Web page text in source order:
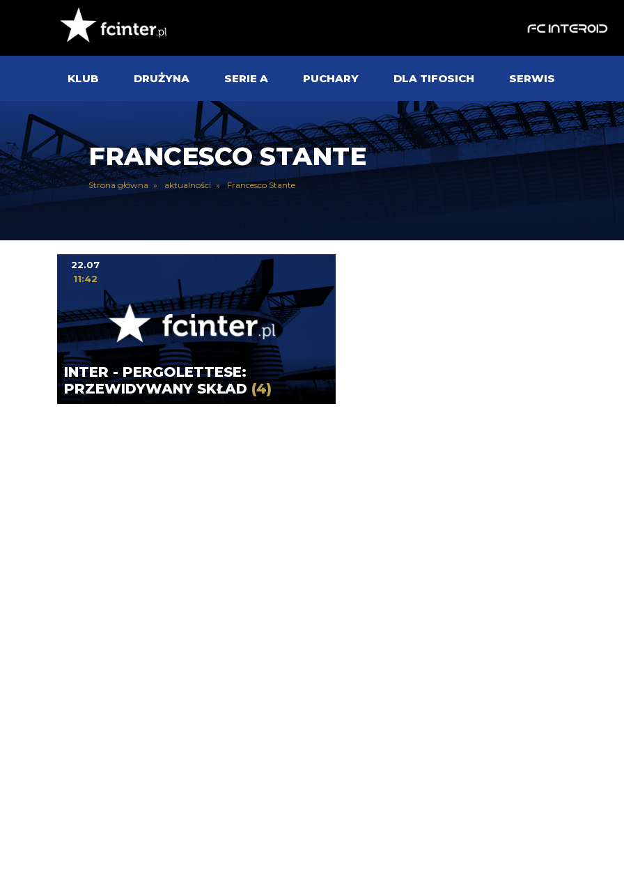
KLUB DRUŻYNA SERIE A PUCHARY DLA TIFOSICH SERWIS
FRANCESCO STANTE
Strona główna aktualności Francesco Stante
INTER - PERGOLETTESE:
PRZEWIDYWANY SKŁAD (4)
22.07
11:42